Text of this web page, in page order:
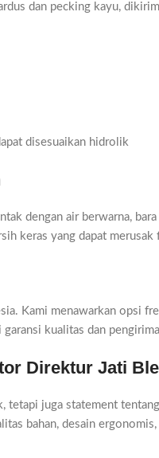
dan pecking kayu,
disesuaikan hidrolik
dengan air berwarna,
keras yang dapat merusak
Kami menawarkan opsi
kualitas dan
Direktur Jati
tetapi juga statement
bahan, desain